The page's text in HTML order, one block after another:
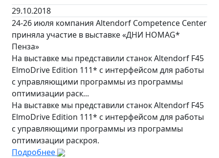
29.10.2018
24-26 июля компания Altendorf Competence Center
приняла участие в выставке «ДНИ HOMAG*
Пенза»
На выставке мы представили станок Altendorf F45
ElmoDrive Edition 111* с интерфейсом для работы
с управляющими программы из программы
оптимизации раск...
На выставке мы представили станок Altendorf F45
ElmoDrive Edition 111* с интерфейсом для работы
с управляющими программы из программы
оптимизации раскроя.
Подробнее